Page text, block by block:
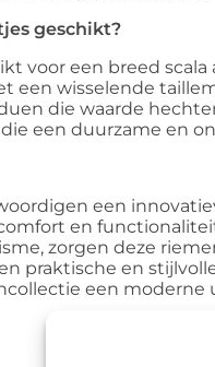
geschikt?
voor een breed
een wisselende
die waarde
een duurzame en
een
en
zorgen deze
praktische en
een